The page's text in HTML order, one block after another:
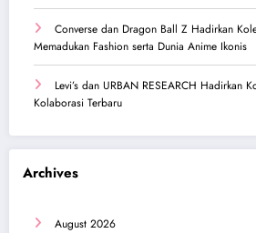
Converse dan Dragon Ball Z Hadirkan
Memadukan Fashion serta Dunia Anime Ikonis
Levi’s dan URBAN RESEARCH Hadirkan
Kolaborasi Terbaru
Archives
August 2026